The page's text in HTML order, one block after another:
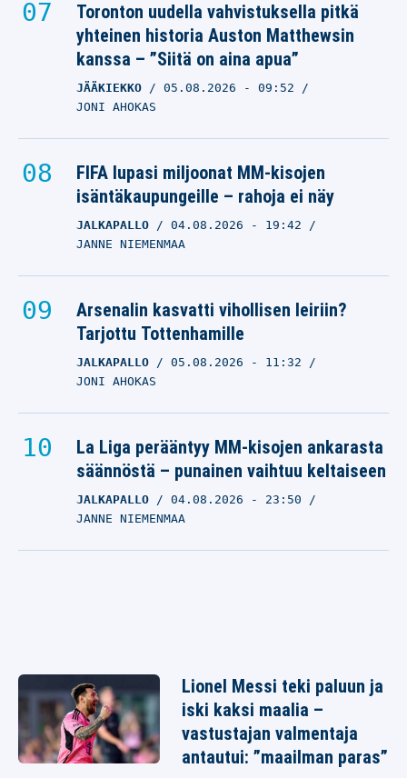
Toronton uudella vahvistuksella pitkä
yhteinen historia Auston Matthewsin
kanssa – ”Siitä on aina apua”
JÄÄKIEKKO 05.08.2026 - 09:52
JONI AHOKAS
FIFA lupasi miljoonat MM-kisojen
isäntäkaupungeille – rahoja ei näy
JALKAPALLO 04.08.2026 - 19:42
JANNE NIEMENMAA
Arsenalin kasvatti vihollisen leiriin?
Tarjottu Tottenhamille
JALKAPALLO 05.08.2026 - 11:32
JONI AHOKAS
La Liga perääntyy MM-kisojen ankarasta
säännöstä – punainen vaihtuu keltaiseen
JALKAPALLO 04.08.2026 - 23:50
JANNE NIEMENMAA
Lionel Messi teki paluun ja
iski kaksi maalia –
vastustajan valmentaja
antautui: ”maailman paras”